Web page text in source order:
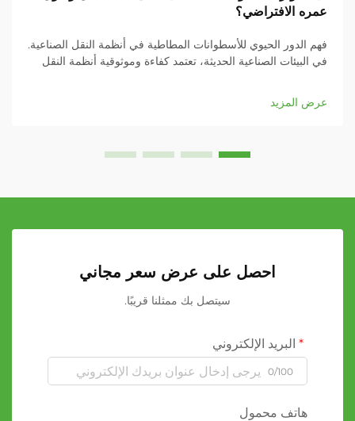
عمره الافتراضي؟
فهم الدور الحيوي للأسطوانات المطاطية في أنظمة النقل الصناعية.
في البيئات الصناعية الحديثة، تعتمد كفاءة وموثوقية أنظمة النقل
العناصر...
عرض المزيد
احصل على عرض سعر مجاني
سيتصل بك ممثلنا قريبًا.
البريد الإلكتروني
0/100
هاتف محمول